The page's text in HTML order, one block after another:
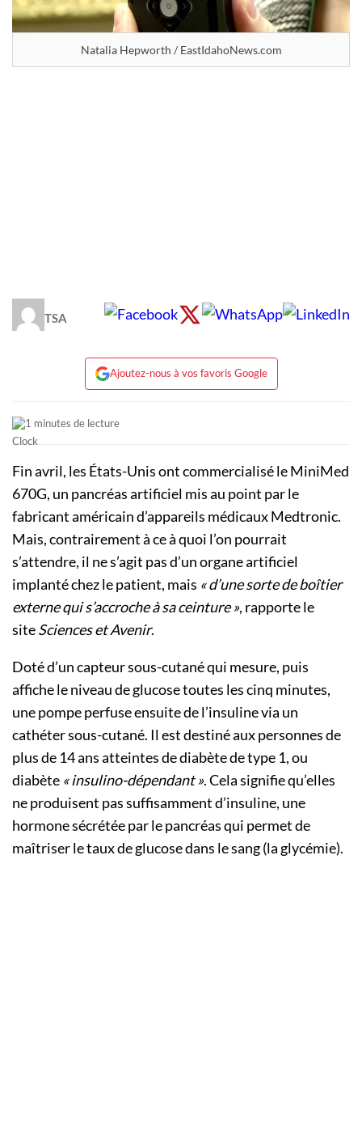
Natalia Hepworth / EastIdahoNews.com
TSA
Ajoutez-nous à vos favoris Google
1 minutes de lecture
Fin avril, les États-Unis ont commercialisé le MiniMed
670G, un pancréas artificiel mis au point par le
fabricant américain d’appareils médicaux Medtronic.
Mais, contrairement à ce à quoi l’on pourrait
s’attendre, il ne s’agit pas d’un organe artificiel
implanté chez le patient, mais « d’une sorte de boîtier
externe qui s’accroche à sa ceinture », rapporte le
siteSciences et Avenir.
Doté d’un capteur sous-cutané qui mesure, puis
affiche le niveau de glucose toutes les cinq minutes,
une pompe perfuse ensuite de l’insuline via un
cathéter sous-cutané. Il est destiné aux personnes de
plus de 14 ans atteintes de diabète de type 1, ou
diabète « insulino-dépendant ». Cela signifie qu’elles
ne produisent pas suffisamment d’insuline, une
hormone sécrétée par le pancréas qui permet de
maîtriser le taux de glucose dans le sang (la glycémie).